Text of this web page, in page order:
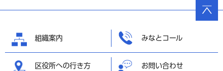
組織案内 みなとコール
区役所への行き方 お問い合わせ
ページ
の先頭